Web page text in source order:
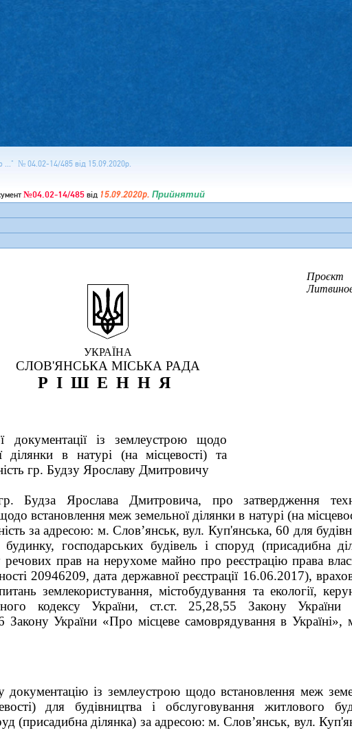
..." № 04.02-14/485 від 15.09.2020р.
№04.02-14/485 від 15.09.2020р. Прийнятий
Проєкт
УКРАЇНА
СЛОВ'ЯНСЬКА МІСЬКА РАДА
РІШЕННЯ
документації із землеустрою щодо
ділянки в натурі (на місцевості) та
гр. Будзу Ярославу Дмитровичу
Будза Ярослава Дмитровича, про затвердження
встановлення меж земельної ділянки в натурі (на
за адресою: м. Слов’янськ, вул. Куп'янська, 60 для
господарських будівель і споруд (присадибна
прав на нерухоме майно про реєстрацію права
20946209, дата державної реєстрації 16.06.2017),
землекористування, містобудування та екології,
кодексу України, ст.ст. 25,28,55 Закону
України «Про місцеве самоврядування в Україні»,
документацію із землеустрою щодо встановлення меж
для будівництва і обслуговування житлового
(присадибна ділянка) за адресою: м. Слов’янськ, вул.